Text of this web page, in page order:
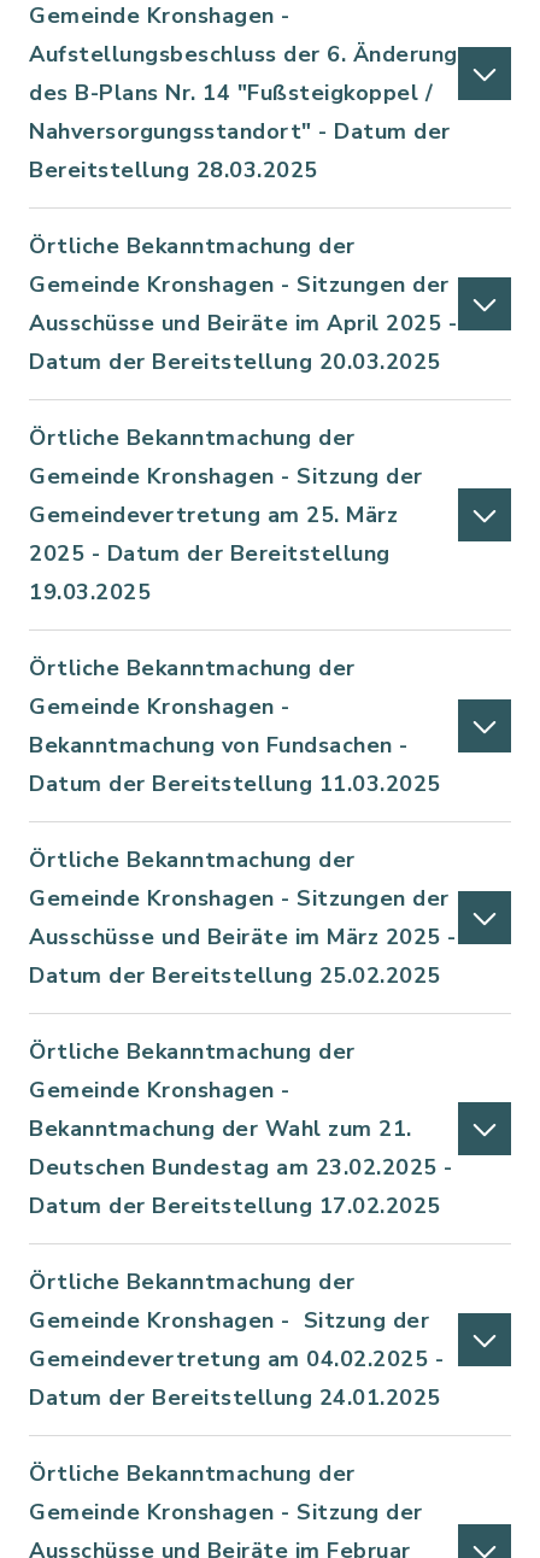
Gemeinde Kronshagen -
Aufstellungsbeschluss der 6. Änderung
des B-Plans Nr. 14 "Fußsteigkoppel /
Nahversorgungsstandort" - Datum der
Bereitstellung 28.03.2025
Örtliche Bekanntmachung der
Gemeinde Kronshagen - Sitzungen der
Ausschüsse und Beiräte im April 2025 -
Datum der Bereitstellung 20.03.2025
Örtliche Bekanntmachung der
Gemeinde Kronshagen - Sitzung der
Gemeindevertretung am 25. März
2025 - Datum der Bereitstellung
19.03.2025
Örtliche Bekanntmachung der
Gemeinde Kronshagen -
Bekanntmachung von Fundsachen -
Datum der Bereitstellung 11.03.2025
Örtliche Bekanntmachung der
Gemeinde Kronshagen - Sitzungen der
Ausschüsse und Beiräte im März 2025 -
Datum der Bereitstellung 25.02.2025
Örtliche Bekanntmachung der
Gemeinde Kronshagen -
Bekanntmachung der Wahl zum 21.
Deutschen Bundestag am 23.02.2025 -
Datum der Bereitstellung 17.02.2025
Örtliche Bekanntmachung der
Gemeinde Kronshagen - Sitzung der
Gemeindevertretung am 04.02.2025 -
Datum der Bereitstellung 24.01.2025
Örtliche Bekanntmachung der
Gemeinde Kronshagen - Sitzung der
Ausschüsse und Beiräte im Februar